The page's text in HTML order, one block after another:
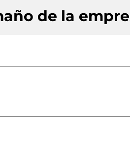
de la